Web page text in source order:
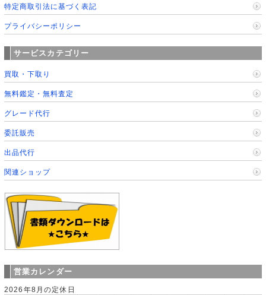
特定商取引法に基づく表記
プライバシーポリシー
サービスカテゴリー
買取・下取り
無料鑑定・無料査定
グレード代行
委託販売
出品代行
関連ショップ
営業カレンダー
2026年8月の定休日